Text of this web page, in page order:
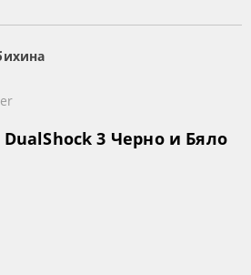
3 Черно и Бяло